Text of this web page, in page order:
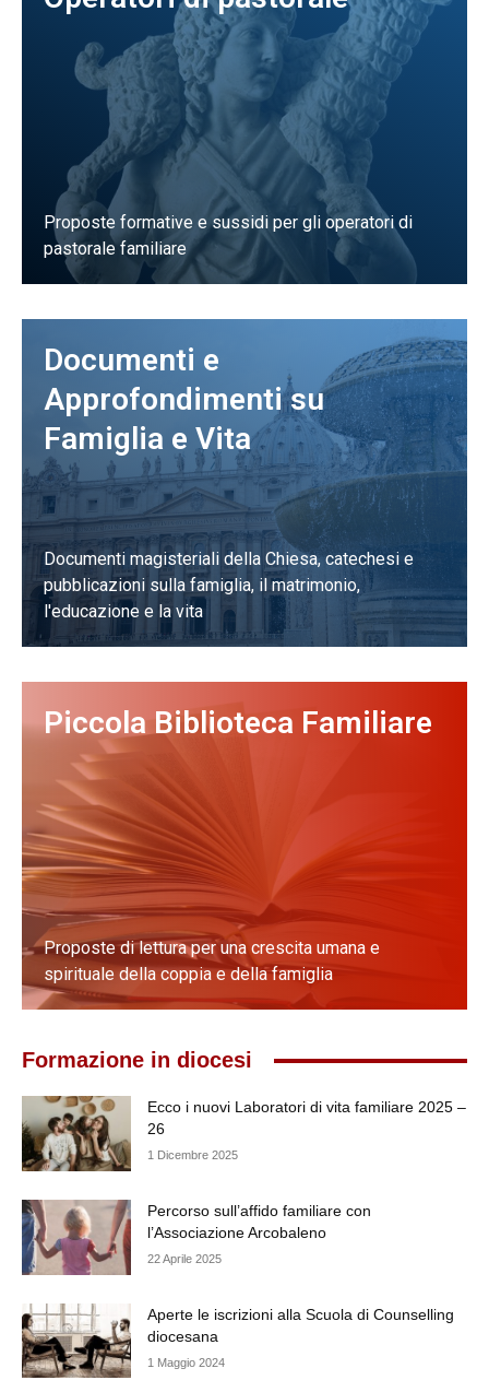
Proposte formative e sussidi per gli operatori di
pastorale familiare
Documenti e
Approfondimenti su
Famiglia e Vita
Documenti magisteriali della Chiesa, catechesi e
pubblicazioni sulla famiglia, il matrimonio,
l'educazione e la vita
Piccola Biblioteca Familiare
Proposte di lettura per una crescita umana e
spirituale della coppia e della famiglia
Formazione in diocesi
Ecco i nuovi Laboratori di vita familiare 2025 –
26
1 Dicembre 2025
Percorso sull’affido familiare con
l’Associazione Arcobaleno
22 Aprile 2025
Aperte le iscrizioni alla Scuola di Counselling
diocesana
1 Maggio 2024